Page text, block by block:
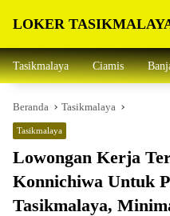
LOKER
Lowongan
Kerja
dan
Sekitarna
Tasikmalaya Ciamis
Beranda Tasikmalaya
Tasikmalaya
Lowongan Kerja
Konnichiwa Untuk
Tasikmalaya,